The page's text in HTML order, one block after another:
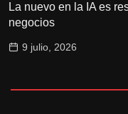
La nuevo en la IA es
negocios
9 julio, 2026